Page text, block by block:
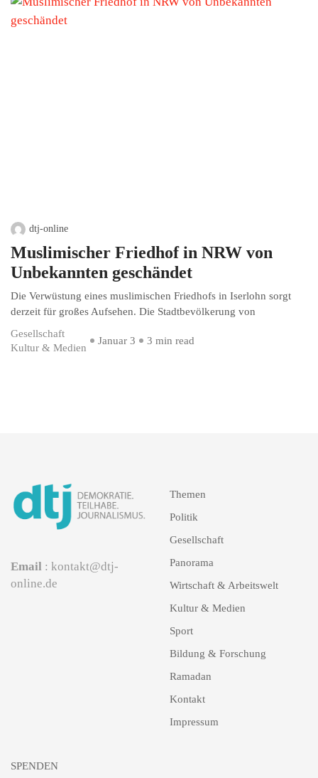
dtj-online
Muslimischer Friedhof in NRW von
Unbekannten geschändet
Die Verwüstung eines muslimischen Friedhofs in Iserlohn sorgt
derzeit für großes Aufsehen. Die Stadtbevölkerung von
Gesellschaft
Kultur & Medien
Januar 3 3 min read
Email : kontakt@dtj-
online.de
Themen
Politik
Gesellschaft
Panorama
Wirtschaft & Arbeitswelt
Kultur & Medien
Sport
Bildung & Forschung
Ramadan
Kontakt
Impressum
SPENDEN